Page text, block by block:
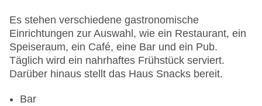
Es stehen verschiedene gastronomische
Einrichtungen zur Auswahl, wie ein Restaurant, ein
Speiseraum, ein Café, eine Bar und ein Pub.
Täglich wird ein nahrhaftes Frühstück serviert.
Darüber hinaus stellt das Haus Snacks bereit.
Bar